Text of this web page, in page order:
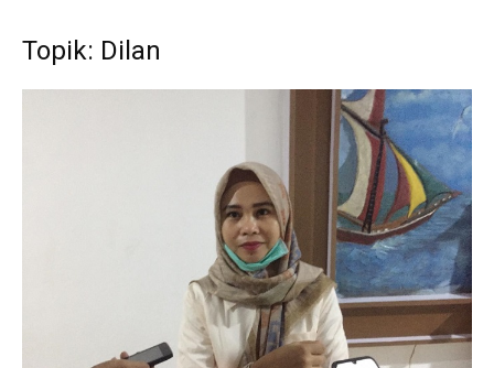
Topik: Dilan